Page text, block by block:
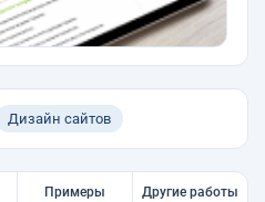
Дизайн сайтов
Примеры Другие работы